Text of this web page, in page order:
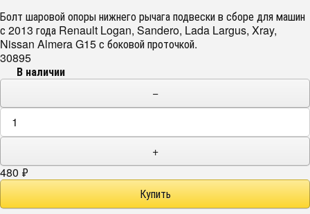
Болт шаровой опоры нижнего рычага подвески в сборе для машин
с 2013 года Renault Logan, Sandero, Lada Largus, Xray,
Nissan Almera G15 с боковой проточкой.
30895
В наличии
−
+
480 ₽